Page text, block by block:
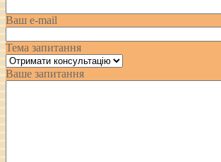
Ваш e-mail
Тема запитання
Ваше запитання